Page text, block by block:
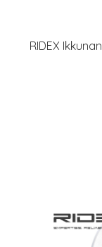
RIDEX